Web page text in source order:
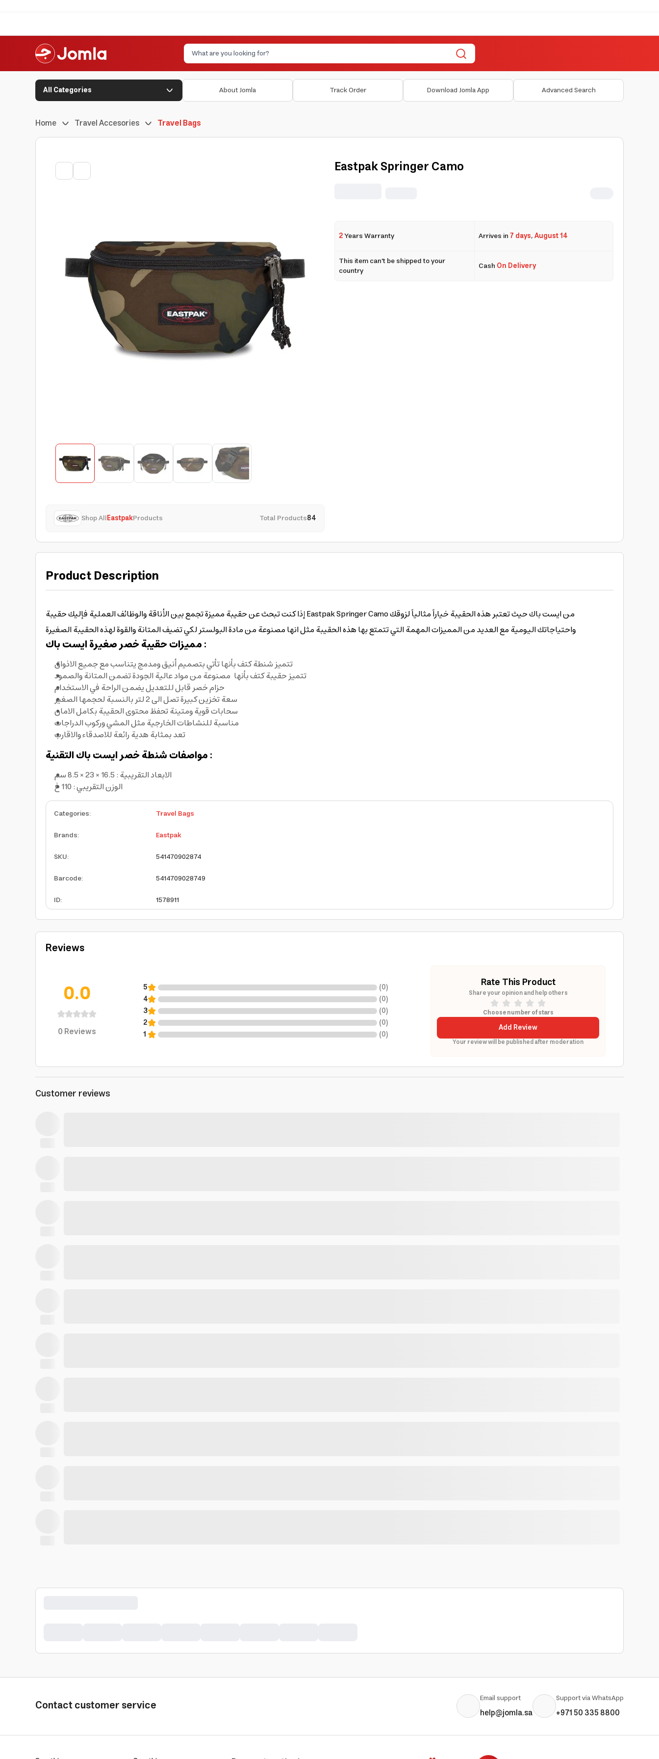
All Categories About Jomla Track Order Download Jomla App Advanced Search
Home Travel Accesories Travel Bags
Shop AllEastpakProducts Total Products84
Eastpak Springer Camo
2Years Warranty Arrives in7 days,August 14
This item can't be shipped to your
country
Cash On Delivery
Product Description
إذا كنت تبحث عن حقيبة مميزة تجمع بين الأناقة والوظائف العملية فإليك حقيبة Eastpak Springer Camo من ايست باك حيث تعتبر هذه الحقيبة خياراً مثالياً لزوقك
واحتياجاتك اليومية مع العديد من المميزات المهمة التي تتمتع بها هذه الحقيبة مثل انها مصنوعة من مادة البولستر لكي تضيف المتانة والقوة لهذه الحقيبة الصغيرة
مميزات حقيبة خصر صغيرة ايست باك :
تتميز شنطة كتف بأنها تأتي بتصميم أنيق ومدمج يتناسب مع جميع الاذواق
تتميز حقيبة كتف بأنها مصنوعة من مواد عالية الجودة تضمن المتانة والصمود
حزام خصر قابل للتعديل يضمن الراحة في الاستخدام
سعة تخزين كبيرة تصل الى 2 لتر بالنسبة لحجمها الصغير
سحابات قوية ومتينة تحفظ محتوى الحقيبة بكامل الامان
مناسبة للنشاطات الخارجية مثل المشي وركوب الدراجات
تعد بمثابة هدية رائعة للاصدقاء والاقارب
مواصفات شنطة خصر ايست باك التقنية :
الابعاد التقريبية : 16.5 × 23 × 8.5 سم
الوزن التقريبي : 110 غ
Categories:
Travel Bags
Brands:
Eastpak
SKU:
541470902874
Barcode:
5414709028749
ID: 1578911
Reviews
0.0
0Reviews
5 (0)
4
(0)
3
(0)
2
(0)
1
(0)
Rate This Product
Share your opinion and help others
Choose number of stars
Add Review
Your review will be published after moderation
Customer reviews
Contact customer service Email support
help@jomla.sa
Support via WhatsApp
+971 50 335 8800